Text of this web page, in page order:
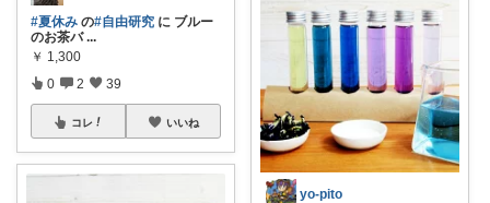
#夏休み の#自由研究 に ブルー
のお茶バ ...
￥ 1,300
0 2 39
コレ いいね
yo-pito